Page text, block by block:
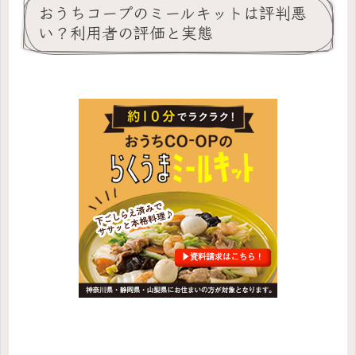
おうちコープのミールキットは評判悪
い？利用者の評価と実態